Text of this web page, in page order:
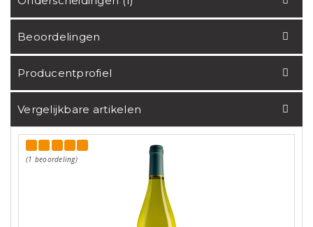
Beoordelingen
Producentprofiel
Vergelijkbare artikelen
(1 beoordeling)